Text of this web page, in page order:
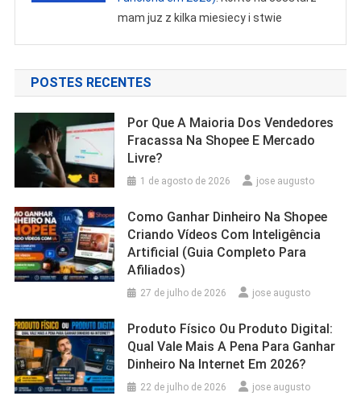
mam juz z kilka miesiecy i stwie
POSTES RECENTES
Por Que A Maioria Dos Vendedores
Fracassa Na Shopee E Mercado
Livre?
1 de agosto de 2026 jose augusto
Como Ganhar Dinheiro Na Shopee
Criando Vídeos Com Inteligência
Artificial (Guia Completo Para
Afiliados)
27 de julho de 2026 jose augusto
Produto Físico Ou Produto Digital:
Qual Vale Mais A Pena Para Ganhar
Dinheiro Na Internet Em 2026?
22 de julho de 2026 jose augusto